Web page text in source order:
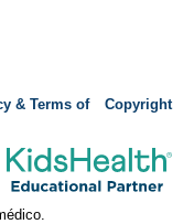
& Terms of
Copyright